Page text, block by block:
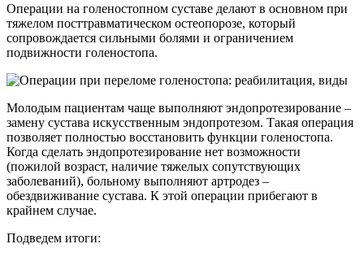
Операции на голеностопном суставе делают в основном при
тяжелом посттравматическом остеопорозе, который
сопровождается сильными болями и ограничением
подвижности голеностопа.
Молодым пациентам чаще выполняют эндопротезирование –
замену сустава искусственным эндопротезом. Такая операция
позволяет полностью восстановить функции голеностопа.
Когда сделать эндопротезирование нет возможности
(пожилой возраст, наличие тяжелых сопутствующих
заболеваний), больному выполняют артродез –
обездвиживание сустава. К этой операции прибегают в
крайнем случае.
Подведем итоги: